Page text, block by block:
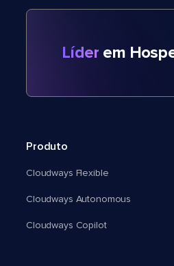
Líder em
Produto
Cloudways Flexible
Cloudways Autonomous
Cloudways Copilot